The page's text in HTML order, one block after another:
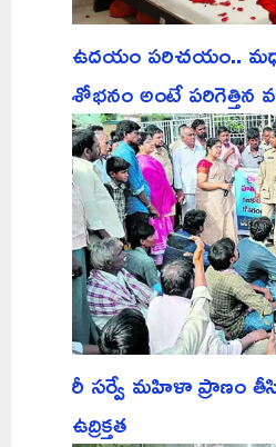
ఉదయం పరిచయం..
శోభనం అంటే పరిగెత్తిన
రీ సర్వే మహిళా ప్రాణం
ఉద్రిక్తత